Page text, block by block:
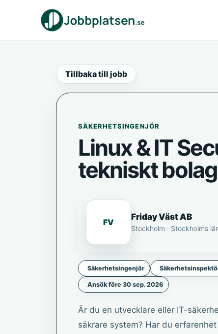
Tillbaka till jobb
SÄKERHETSINGENJÖR
Linux & IT
tekniskt bolag
FV
Friday Väst AB
Stockholm · Stockholms
Säkerhetsingenjör
Ansök före 30 sep. 2026
Är du en utvecklare eller IT-
säkrare system? Har du